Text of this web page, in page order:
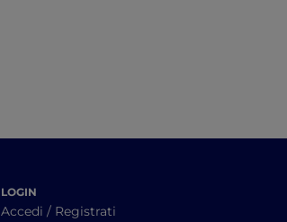
LOGIN
Accedi / Registrati